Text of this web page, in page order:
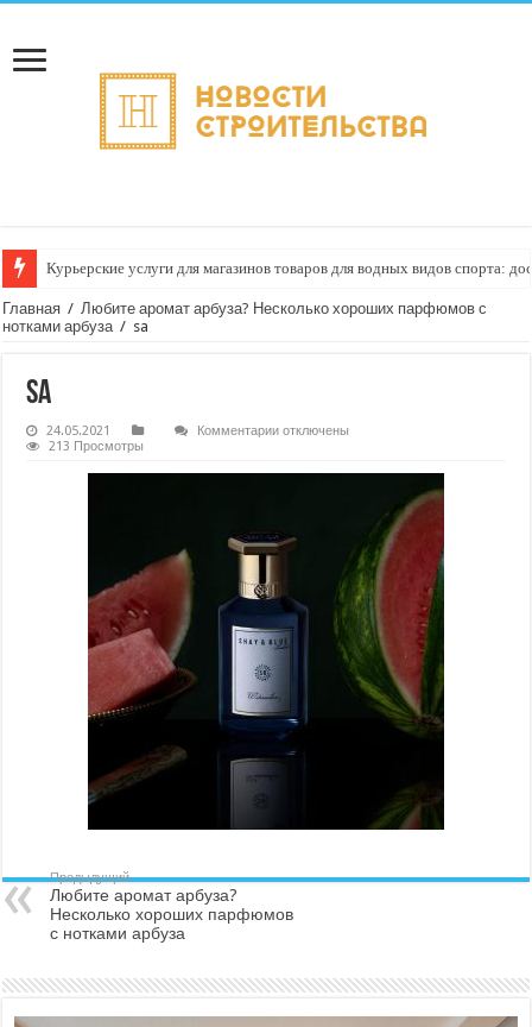
Курьерские услуги для магазинов товаров для водных видов спорта:
Главная / Любите аромат арбуза? Несколько хороших парфюмов с
нотками арбуза / sa
sa
24.05.2021 Комментариикотключены
213 Просмотры
Предыдущий
Любите аромат арбуза?
Несколько хороших парфюмов
с нотками арбуза